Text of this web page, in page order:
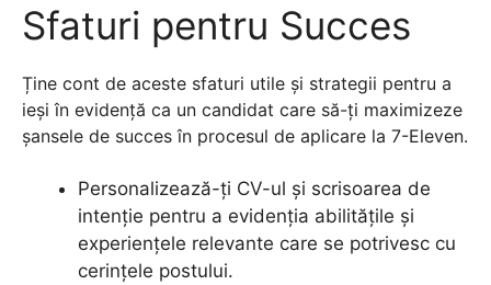
Sfaturi pentru Succes
Ține cont de aceste sfaturi utile și strategii pentru a
ieși în evidență ca un candidat care să-ți maximizeze
șansele de succes în procesul de aplicare la 7-Eleven.
Personalizează-ți CV-ul și scrisoarea de
intenție pentru a evidenția abilitățile și
experiențele relevante care se potrivesc cu
cerințele postului.